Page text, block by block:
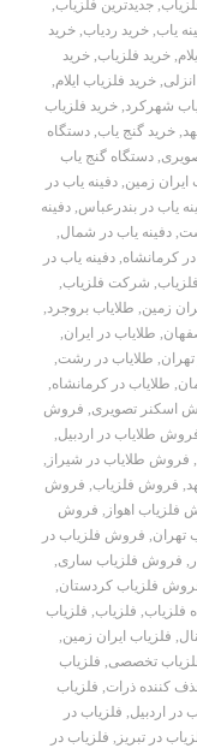
,جدیدترین فلزیاب,
یاب,خرید ردیاب,خرید
, خرید فلزیاب, خرید
,خرید فلزیاب ایلام,
شهرکرد,خرید فلزیاب
, خرید گنج یاب, دستگاه
, دستگاه گنج یاب
ایران زمین,دفینه یاب در
یاب در بندرعباس, دفینه
,دفینه یاب در شمال,
کرمانشاه, دفینه یاب در
, شرکت فلزیاب,
زمین, طلایاب بروجرد,
, طلایاب در ایران,
, طلایاب در رشت,
, طلایاب در کرمانشاه,
اسکنر تصویری, فروش
طلایاب در اردبیل,
, فروش طلایاب در شیراز ,
, فروش فلزیاب, فروش
فلزیاب اهواز , فروش
تهران, فروش فلزیاب در
, فروش فلزیاب ساری,
فلزیاب کردستان,
فلزیاب, فلزیاب, فلزیاب
, فلزیاب ایران زمین,
تخصصی, فلزیاب
کننده ذرات, فلزیاب
در اردبیل, فلزیاب در
در تبریز , فلزیاب در